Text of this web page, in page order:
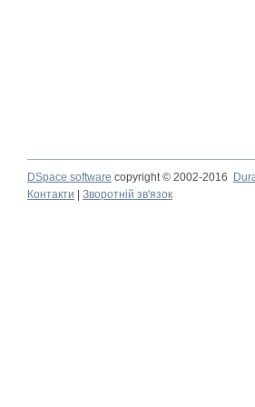
DSpace software copyright © 2002-2016
Контакти
Зворотній зв'язок